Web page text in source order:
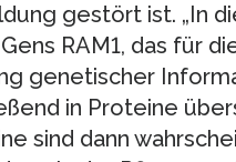
gestört ist. „In
RAM1, das für
genetischer
in Proteine
sind dann